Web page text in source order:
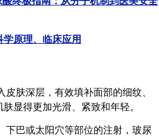
原理、临床应用
肤深层，有效填补面部的细纹、
显得更加光滑、紧致和年轻。
下巴或太阳穴等部位的注射，玻尿